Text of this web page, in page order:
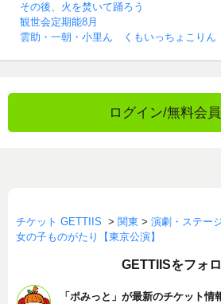
その後、火を焚いて踊ろう
観世会定期能8月
雲助・一朝・小里ん くもいっちょこりん
ログイン/無料会
チケット GETTIIS > 関東 > 演劇・ステー
女の子ものがたり【東京公演】
GETTIISをフォ
「ポみっと」が最新のチケット情